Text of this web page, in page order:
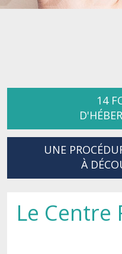
14
UNE
À
Le Centre